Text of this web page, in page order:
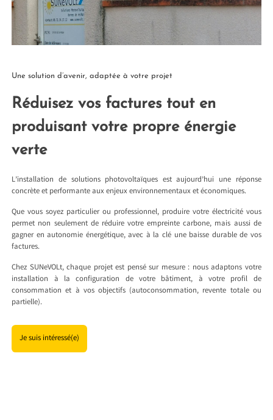
Une solution d’avenir, adaptée à votre projet
Réduisez vos factures tout en
produisant votre propre énergie
verte
L’installation de solutions photovoltaïques est aujourd’hui une réponse
concrète et performante aux enjeux environnementaux et économiques.
Que vous soyez particulier ou professionnel, produire votre électricité vous
permet non seulement de réduire votre empreinte carbone, mais aussi de
gagner en autonomie énergétique, avec à la clé une baisse durable de vos
factures.
Chez SUNeVOLt, chaque projet est pensé sur mesure : nous adaptons votre
installation à la configuration de votre bâtiment, à votre profil de
consommation et à vos objectifs (autoconsommation, revente totale ou
partielle).
Je suis intéressé(e)